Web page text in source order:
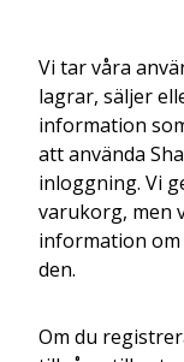
Vi tar våra
lagrar, säljer
information
att använda
inloggning. Vi
varukorg, men
information om
den.
Om du